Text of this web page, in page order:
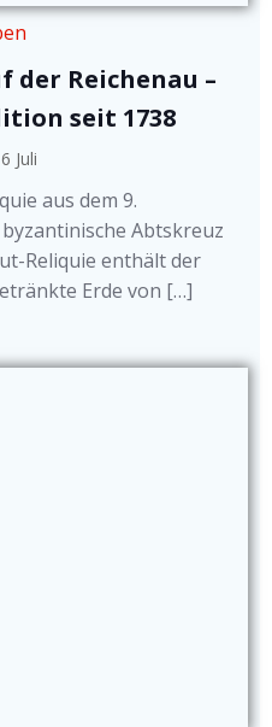
der Reichenau –
seit 1738
Juli
aus dem 9.
Abtskreuz
Reliquie enthält der
Erde von […]